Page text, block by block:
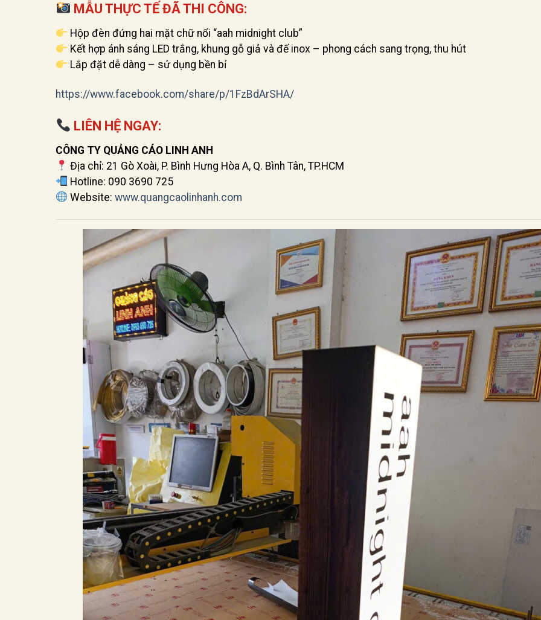
MẪU THỰC TẾ ĐÃ THI CÔNG:
Hộp đèn đứng hai mặt chữ nổi “aah midnight club”
Kết hợp ánh sáng LED trắng, khung gỗ giả và đế inox – phong cách sang trọng, thu hút
Lắp đặt dễ dàng – sử dụng bền bỉ
https://www.facebook.com/share/p/1FzBdArSHA/
LIÊN HỆ NGAY:
CÔNG TY QUẢNG CÁO LINH ANH
Địa chỉ: 21 Gò Xoài, P. Bình Hưng Hòa A, Q. Bình Tân, TP.HCM
Hotline: 090 3690 725
Website:www.quangcaolinhanh.com